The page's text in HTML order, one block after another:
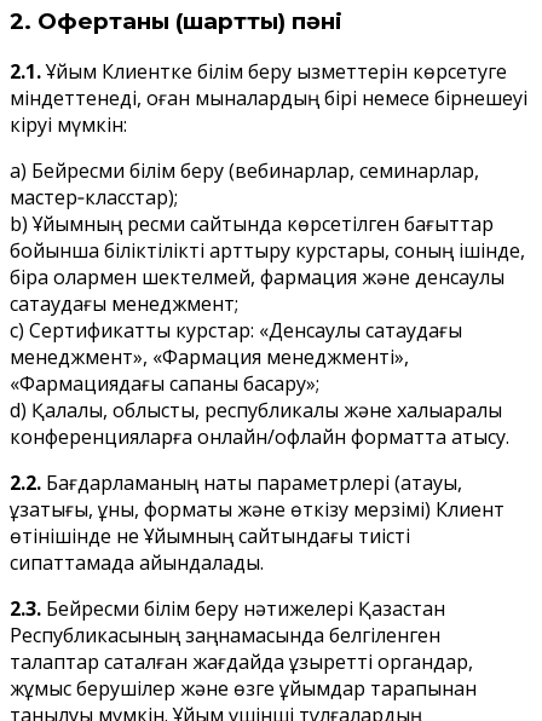
2. Офертаның (шарттың) пәні
2.1.Ұйым Клиентке білім беру қызметтерін көрсетуге
міндеттенеді, оған мыналардың бірі немесе бірнешеуі
кіруі мүмкін:
a) Бейресми білім беру (вебинарлар, семинарлар,
мастер‑класстар);
b) Ұйымның ресми сайтында көрсетілген бағыттар
бойынша біліктілікті арттыру курстары, соның ішінде,
бірақ олармен шектелмей, фармация және денсаулық
сақтаудағы менеджмент;
c) Сертификаттық курстар: «Денсаулық сақтаудағы
менеджмент», «Фармация менеджменті»,
«Фармациядағы сапаны басқару»;
d) Қалалық, облыстық, республикалық және халықаралық
конференцияларға онлайн/офлайн форматта қатысу.
2.2. Бағдарламаның нақты параметрлері (атауы,
ұзақтығы, құны, форматы және өткізу мерзімі) Клиент
өтінішінде не Ұйымның сайтындағы тиісті
сипаттамада айқындалады.
2.3. Бейресми білім беру нәтижелері Қазақстан
Республикасының заңнамасында белгіленген
талаптар сақталған жағдайда құзыретті органдар,
жұмыс берушілер және өзге ұйымдар тарапынан
танылуы мүмкін. Ұйым үшінші тұлғалардың